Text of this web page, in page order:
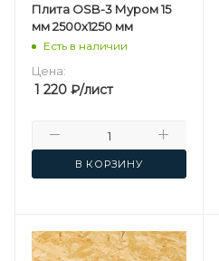
Плита OSB-3 Муром 15
мм 2500х1250 мм
Есть в наличии
Цена:
1 220 ₽/лист
В КОРЗИНУ